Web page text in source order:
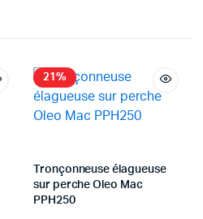
21%
Tronçonneuse élagueuse
sur perche Oleo Mac
PPH250